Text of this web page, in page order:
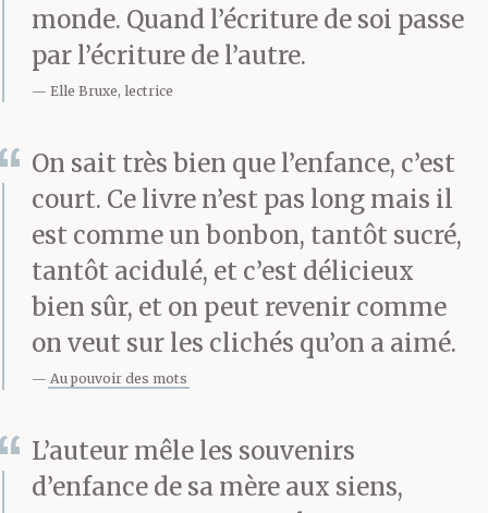
monde. Quand l’écriture de soi passe
par l’écriture de l’autre.
Elle Bruxe, lectrice
On sait très bien que l’enfance, c’est
court. Ce livre n’est pas long mais il
est comme un bonbon, tantôt sucré,
tantôt acidulé, et c’est délicieux
bien sûr, et on peut revenir comme
on veut sur les clichés qu’on a aimé.
Au pouvoir des mots
L’auteur mêle les souvenirs
d’enfance de sa mère aux siens,